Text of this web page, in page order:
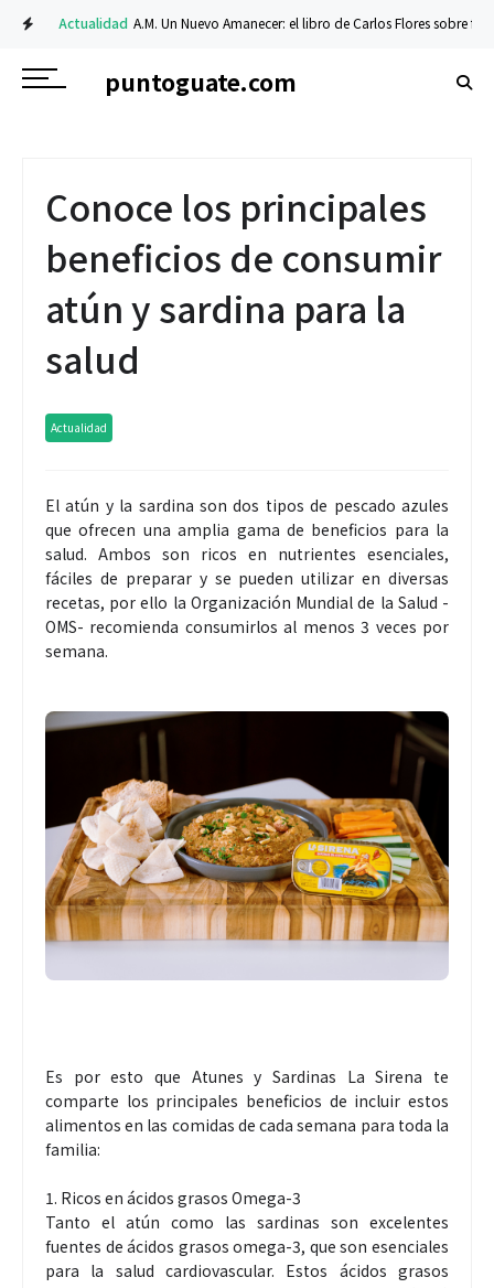
Actualidad A.M. Un Nuevo Amanecer: el libro de Carlos Flores sobre fe y
puntoguate.com
Conoce los principales
beneficios de consumir
atún y sardina para la
salud
Actualidad
El atún y la sardina son dos tipos de pescado azules
que ofrecen una amplia gama de beneficios para la
salud. Ambos son ricos en nutrientes esenciales,
fáciles de preparar y se pueden utilizar en diversas
recetas, por ello la Organización Mundial de la Salud -
OMS- recomienda consumirlos al menos 3 veces por
semana.
Es por esto que Atunes y Sardinas La Sirena te
comparte los principales beneficios de incluir estos
alimentos en las comidas de cada semana para toda la
familia:
1. Ricos en ácidos grasos Omega-3
Tanto el atún como las sardinas son excelentes
fuentes de ácidos grasos omega-3, que son esenciales
para la salud cardiovascular. Estos ácidos grasos